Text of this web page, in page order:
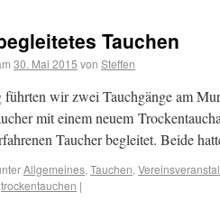
Tauchen
30. Mai 2015 von Steffen
führten wir zwei Tauchgänge am
mit einem neuem
Taucher begleitet. Beide
Allgemeines, Tauchen,
trockentauchen |